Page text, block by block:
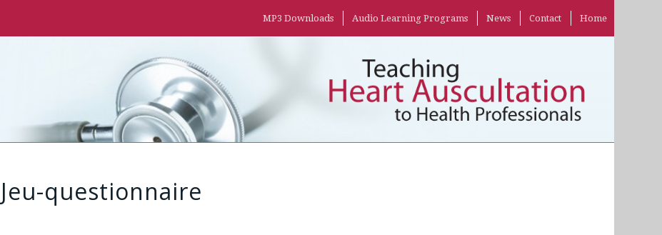
MP3 Downloads Audio Learning Programs News Contact Home
Jeu-questionnaire